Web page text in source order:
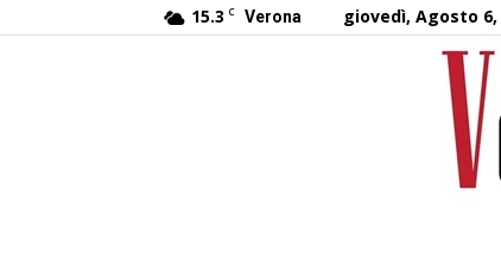
15.3 C Verona giovedì, Agosto 6,